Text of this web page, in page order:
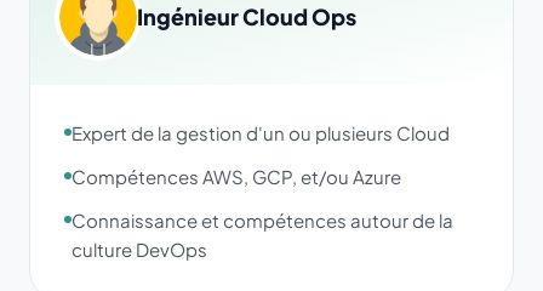
Ingénieur Cloud Ops
Expert de la gestion d'un ou plusieurs Cloud
Compétences AWS, GCP, et/ou Azure
Connaissance et compétences autour de la
culture DevOps